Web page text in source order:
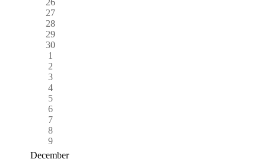
27
28
29
30
1
2
3
4
5
6
7
8
9
December